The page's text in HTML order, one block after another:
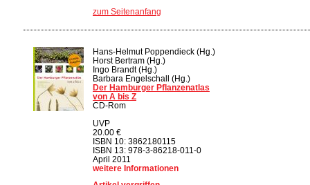
zum Seitenanfang
Hans-Helmut Poppendieck (Hg.)
Horst Bertram (Hg.)
Ingo Brandt (Hg.)
Barbara Engelschall (Hg.)
Der Hamburger Pflanzenatlas
von A bis Z
CD-Rom
UVP
20.00 €
ISBN 10: 3862180115
ISBN 13: 978-3-86218-011-0
April 2011
weitere Informationen